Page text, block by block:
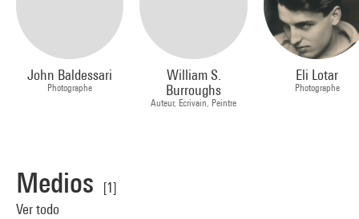
John Baldessari
Photographe
William S.
Burroughs
Auteur, Ecrivain, Peintre
Eli Lotar
Photographe
Medios
[1]
Ver todo